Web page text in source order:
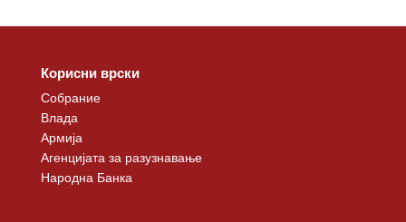
Корисни врски
Собрание
Влада
Армија
Агенцијата за разузнавање
Народна Банка